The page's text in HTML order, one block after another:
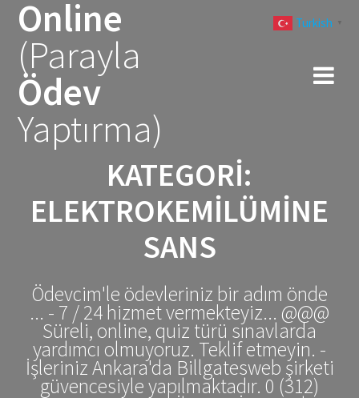
Online
(Parayla
Ödev
Yaptırma)
KATEGORI:
ELEKTROKEMILÜMINE
SANS
Ödevcim'le ödevleriniz bir adım önde
... - 7 / 24 hizmet vermekteyiz... @@@
Süreli, online, quiz türü sınavlarda
yardımcı olmuyoruz. Teklif etmeyin. -
İşleriniz Ankara'da Billgatesweb şirketi
güvencesiyle yapılmaktadır. 0 (312)
Turkish ▼